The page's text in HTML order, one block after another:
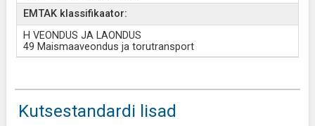
EMTAK klassifikaator:
H VEONDUS JA LAONDUS
49 Maismaaveondus ja torutransport
Kutsestandardi lisad